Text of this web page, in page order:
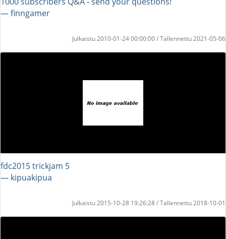
― finngamer
Julkaistu 2010-01-24 00:00:00 / Tallennettu 2021-05-06
fdc2015 trickjam 5
― kipuakipua
Julkaistu 2015-10-28 19:26:28 / Tallennettu 2018-10-01